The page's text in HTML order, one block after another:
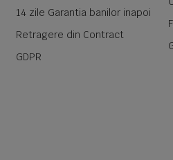
14 zile Garantia banilor inapoi
Retragere din Contract
GDPR